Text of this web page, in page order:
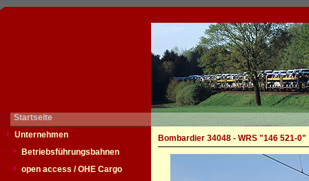
Startseite
Unternehmen
Betriebsführungsbahnen
open access / OHE Cargo
Bombardier 34048 - WRS "146 521-0"